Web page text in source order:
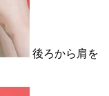
後ろから肩を